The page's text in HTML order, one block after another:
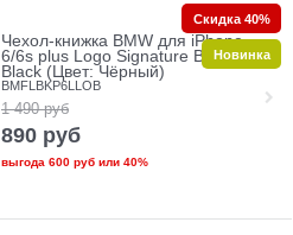
Чехол-книжка BMW для iPhone
6/6s plus Logo Signature Booktype
Black (Цвет: Чёрный)
BMFLBKP6LLOB
1 490 руб
890 руб
выгода 600 рубили 40%
Скидка 40%
Новинка